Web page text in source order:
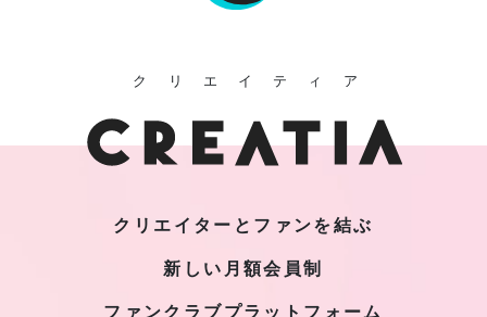
クリエイティア
クリエイターとファンを結ぶ
新しい月額会員制
ファンクラブプラットフォーム